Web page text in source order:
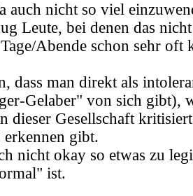
auch nicht so viel
Leute, bei denen das
Abende schon sehr oft
dass man direkt als
Gelaber" von sich gibt),
dieser Gesellschaft
erkennen gibt.
nicht okay so etwas zu
ist.